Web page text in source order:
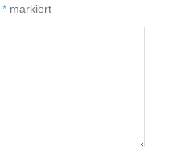
* markiert